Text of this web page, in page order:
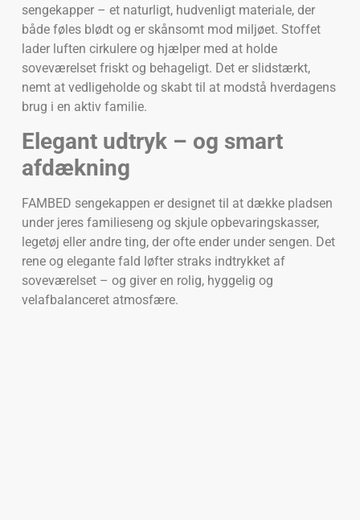
sengekapper – et naturligt, hudvenligt materiale, der
både føles blødt og er skånsomt mod miljøet. Stoffet
lader luften cirkulere og hjælper med at holde
soveværelset friskt og behageligt. Det er slidstærkt,
nemt at vedligeholde og skabt til at modstå hverdagens
brug i en aktiv familie.
Elegant udtryk – og smart
afdækning
FAMBED sengekappen er designet til at dække pladsen
under jeres familieseng og skjule opbevaringskasser,
legetøj eller andre ting, der ofte ender under sengen. Det
rene og elegante fald løfter straks indtrykket af
soveværelset – og giver en rolig, hyggelig og
velafbalanceret atmosfære.